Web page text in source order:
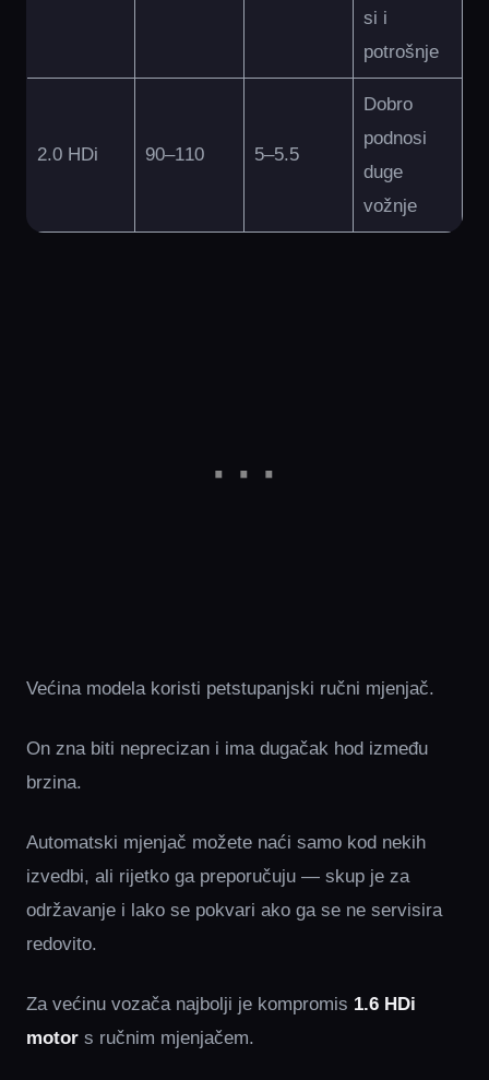
si i
potrošnje
2.0 HDi 90–110 5–5.5
Dobro
podnosi
duge
vožnje
Većina modela koristi petstupanjski ručni mjenjač.
On zna biti neprecizan i ima dugačak hod između
brzina.
Automatski mjenjač možete naći samo kod nekih
izvedbi, ali rijetko ga preporučuju — skup je za
održavanje i lako se pokvari ako ga se ne servisira
redovito.
Za većinu vozača najbolji je kompromis 1.6 HDi
motor s ručnim mjenjačem.